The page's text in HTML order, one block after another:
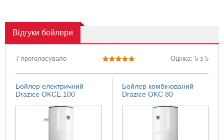
Відгуки бойлери
7 проголосувало Оцінка: 5 з 5
Бойлер електричний
Drazice OKCE 100
Бойлер комбінований
Drazice OKC 80